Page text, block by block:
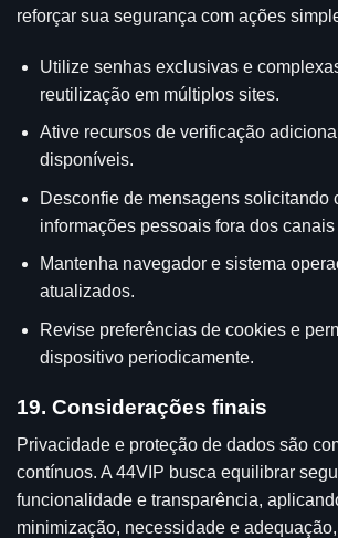
reforçar sua segurança com ações
Utilize senhas exclusivas e
reutilização em múltiplos sites.
Ative recursos de verificação
disponíveis.
Desconfie de mensagens solicitando
informações pessoais fora dos
Mantenha navegador e sistema
atualizados.
Revise preferências de cookies e
dispositivo periodicamente.
19. Considerações finais
Privacidade e proteção de dados são
contínuos. A 44VIP busca equilibrar
funcionalidade e transparência,
minimização, necessidade e